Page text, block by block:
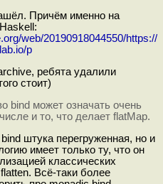
Причём именно на
web/20190918044550/https://
p
ребята удалили
стоит)
bind может означать очень
и то, что делает flatMap.
штука перегруженная, но и
имеет только ту, что он
классических
Всё-таки более